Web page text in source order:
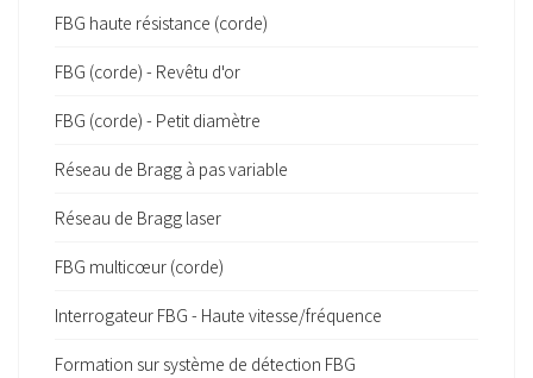
FBG haute résistance (corde)
FBG (corde) - Revêtu d'or
FBG (corde) - Petit diamètre
Réseau de Bragg à pas variable
Réseau de Bragg laser
FBG multicœur (corde)
Interrogateur FBG - Haute vitesse/fréquence
Formation sur système de détection FBG